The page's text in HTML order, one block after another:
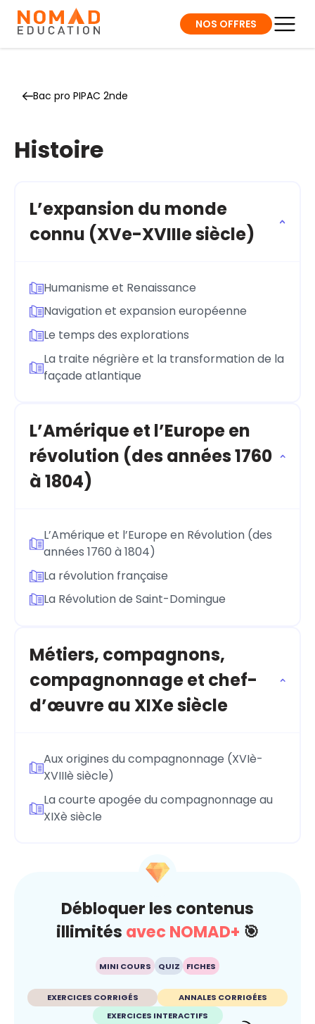
NOS OFFRES
Bac pro PIPAC 2nde
Histoire
L’expansion du monde
connu (XVe-XVIIIe siècle)
Humanisme et Renaissance
Navigation et expansion européenne
Le temps des explorations
La traite négrière et la transformation de la
façade atlantique
L’Amérique et l’Europe en
révolution (des années 1760
à 1804)
L’Amérique et l’Europe en Révolution (des
années 1760 à 1804)
La révolution française
La Révolution de Saint-Domingue
Métiers, compagnons,
compagnonnage et chef-
d’œuvre au XIXe siècle
Aux origines du compagnonnage (XVIè-
XVIIIè siècle)
La courte apogée du compagnonnage au
XIXè siècle
Débloquer les contenus
illimités avec NOMAD+ 🎯
MINI COURS QUIZ FICHES
EXERCICES CORRIGÉS
ANNALES CORRIGÉES
EXERCICES INTERACTIFS